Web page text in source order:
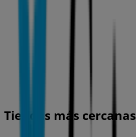
Tiendas más cercanas